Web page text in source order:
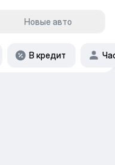
Новые авто
В кредит